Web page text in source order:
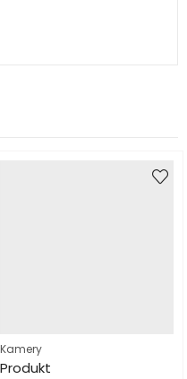
Kamery
Produkt